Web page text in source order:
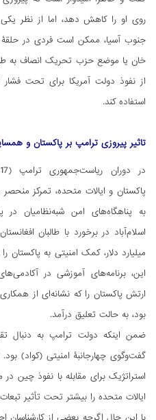
‌روی او را کاهش دهد، اما از نظر
جنوب آسیا، ممکن است فردی در حلقۀ
خان یا موضع حزب تحریک انصاف به طور
از نفوذ دولت آمریکا برای تحت
استفاده کند.
تاثیر پیروزی ترامپ بر پاکستان و
پاکستان و ایالات متحده، تمرکز
به پناهگاه‌های امن شبه‌نظامیان
میلیارد دلار، کمک امنیتی به پاکستان
این، برنامه‌های آموزشی در
ارتش پاکستان را که نشانه‌ای از
بود، به حالت تعلیق درآمد.
ضمن اینکه دولت ترامپ به دنبال
گفت‌وگوی چهارجانبۀ امنیتی (کواد)
استراتژیک برای مقابله با نفوذ چین
ایالات متحده را بیشتر تحت تأثیر
با این حال اگرچه بعضی از کارشناسان